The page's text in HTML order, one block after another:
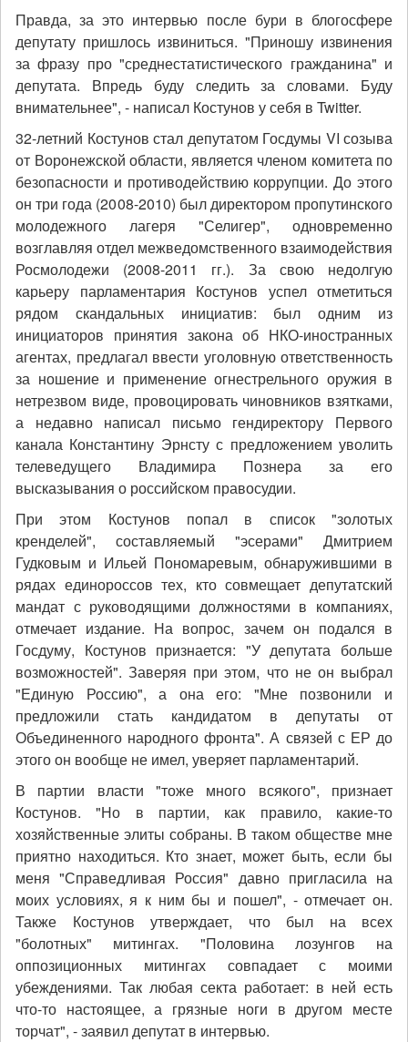
Правда, за это интервью после бури в блогосфере
депутату пришлось извиниться. "Приношу извинения
за фразу про "среднестатистического гражданина" и
депутата. Впредь буду следить за словами. Буду
внимательнее", - написал Костунов у себя в Twitter.
32-летний Костунов стал депутатом Госдумы VI созыва
от Воронежской области, является членом комитета по
безопасности и противодействию коррупции. До этого
он три года (2008-2010) был директором пропутинского
молодежного лагеря "Селигер", одновременно
возглавляя отдел межведомственного взаимодействия
Росмолодежи (2008-2011 гг.). За свою недолгую
карьеру парламентария Костунов успел отметиться
рядом скандальных инициатив: был одним из
инициаторов принятия закона об НКО-иностранных
агентах, предлагал ввести уголовную ответственность
за ношение и применение огнестрельного оружия в
нетрезвом виде, провоцировать чиновников взятками,
а недавно написал письмо гендиректору Первого
канала Константину Эрнсту с предложением уволить
телеведущего Владимира Познера за его
высказывания о российском правосудии.
При этом Костунов попал в список "золотых
кренделей", составляемый "эсерами" Дмитрием
Гудковым и Ильей Пономаревым, обнаружившими в
рядах единороссов тех, кто совмещает депутатский
мандат с руководящими должностями в компаниях,
отмечает издание. На вопрос, зачем он подался в
Госдуму, Костунов признается: "У депутата больше
возможностей". Заверяя при этом, что не он выбрал
"Единую Россию", а она его: "Мне позвонили и
предложили стать кандидатом в депутаты от
Объединенного народного фронта". А связей с ЕР до
этого он вообще не имел, уверяет парламентарий.
В партии власти "тоже много всякого", признает
Костунов. "Но в партии, как правило, какие-то
хозяйственные элиты собраны. В таком обществе мне
приятно находиться. Кто знает, может быть, если бы
меня "Справедливая Россия" давно пригласила на
моих условиях, я к ним бы и пошел", - отмечает он.
Также Костунов утверждает, что был на всех
"болотных" митингах. "Половина лозунгов на
оппозиционных митингах совпадает с моими
убеждениями. Так любая секта работает: в ней есть
что-то настоящее, а грязные ноги в другом месте
торчат", - заявил депутат в интервью.